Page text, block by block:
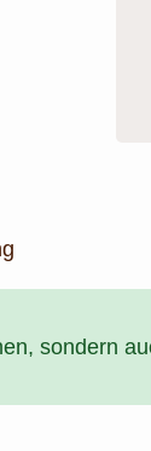
sondern